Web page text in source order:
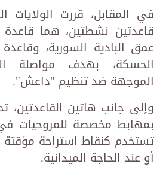
في المقابل، قررت الولايات
قاعدتين نشطتين، هما
عمق البادية السورية،
الحسكة، بهدف مواصلة
الموجهة ضد تنظيم "داعش".
وإلى جانب هاتين القاعدتين،
بمهابط مخصصة للمروحيات
تستخدم كنقاط استراحة مؤقتة
أو عند الحاجة الميدانية.